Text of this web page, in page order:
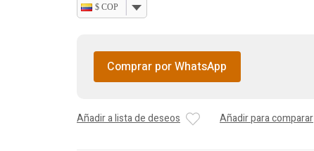
$ COP
Comprar por WhatsApp
Añadir a lista de deseos Añadir para comparar